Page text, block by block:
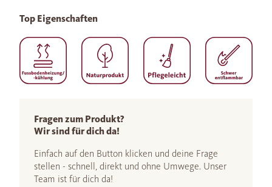
Fragen zum Produkt?
Wir sind für dich da!
Einfach auf den Button klicken und deine Frage
stellen - schnell, direkt und ohne Umwege. Unser
Team ist für dich da!
Top Eigenschaften